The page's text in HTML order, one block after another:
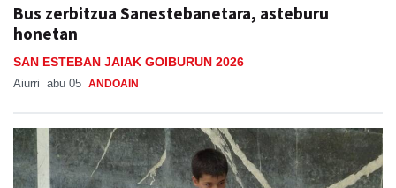
Bus zerbitzua Sanestebanetara, asteburu
honetan
SAN ESTEBAN JAIAK GOIBURUN 2026
Aiurri abu 05 ANDOAIN